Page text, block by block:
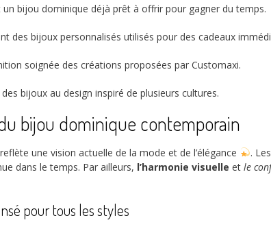
un bijou dominique déjà prêt à offrir pour gagner du temps.
des bijoux personnalisés utilisés pour des cadeaux
soignée des créations proposées par Customaxi.
bijoux au design inspiré de plusieurs cultures.
bijou dominique contemporain
une vision actuelle de la mode et de l’élégance
.
dans le temps. Par ailleurs, l’harmonie visuelle et le
pour tous les styles